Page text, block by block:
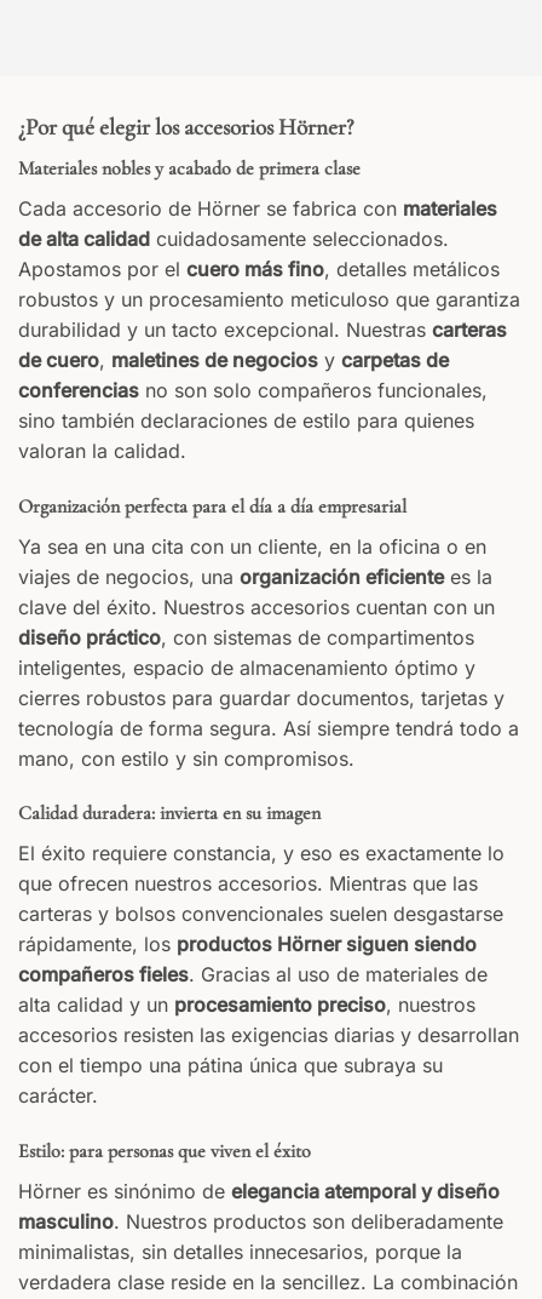
¿Por qué elegir los accesorios Hörner?
Materiales nobles y acabado de primera clase
Cada accesorio de Hörner se fabrica con materiales
de alta calidad cuidadosamente seleccionados.
Apostamos por el cuero más fino, detalles metálicos
robustos y un procesamiento meticuloso que garantiza
durabilidad y un tacto excepcional. Nuestras carteras
de cuero, maletines de negocios y carpetas de
conferencias no son solo compañeros funcionales,
sino también declaraciones de estilo para quienes
valoran la calidad.
Organización perfecta para el día a día empresarial
Ya sea en una cita con un cliente, en la oficina o en
viajes de negocios, una organización eficientees la
clave del éxito. Nuestros accesorios cuentan con un
diseño práctico, con sistemas de compartimentos
inteligentes, espacio de almacenamiento óptimo y
cierres robustos para guardar documentos, tarjetas y
tecnología de forma segura. Así siempre tendrá todo a
mano, con estilo y sin compromisos.
Calidad duradera: invierta en su imagen
El éxito requiere constancia, y eso es exactamente lo
que ofrecen nuestros accesorios. Mientras que las
carteras y bolsos convencionales suelen desgastarse
rápidamente, los productos Hörner siguen siendo
compañeros fieles. Gracias al uso de materiales de
alta calidad y un procesamiento preciso, nuestros
accesorios resisten las exigencias diarias y desarrollan
con el tiempo una pátina única que subraya su
carácter.
Estilo: para personas que viven el éxito
Hörner es sinónimo de elegancia atemporal y diseño
masculino. Nuestros productos son deliberadamente
minimalistas, sin detalles innecesarios, porque la
verdadera clase reside en la sencillez. La combinación